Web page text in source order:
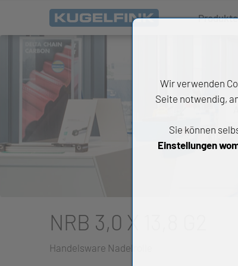
Produkte
NRB 3,0 X 13,8 G2
Handelsware Nadelrolle
Wir verwenden
Seite notwendig,
Sie können
Einstellungen